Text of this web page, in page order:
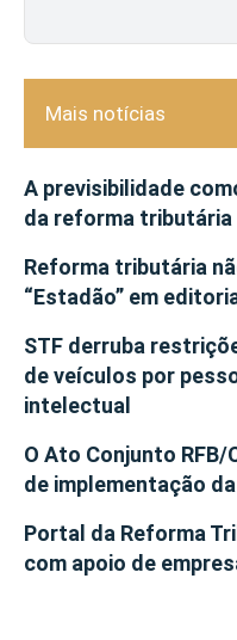
Mais notícias
A previsibilidade
da reforma tributária
Reforma tributária
“Estadão” em
STF derruba
de veículos por
intelectual
O Ato Conjunto RFB/
de implementação
Portal da Reforma
com apoio de